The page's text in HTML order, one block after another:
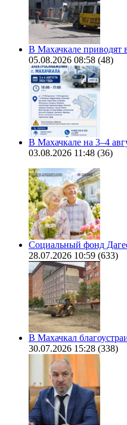
В Махачкале приводят
05.08.2026 08:58 (48)
В Махачкале на 3–4
03.08.2026 11:48 (36)
Социальный фонд
28.07.2026 10:59 (633)
В Махачкал
30.07.2026 15:28 (338)